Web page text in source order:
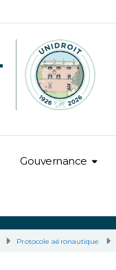
Gouvernance
Protocole aéronautique